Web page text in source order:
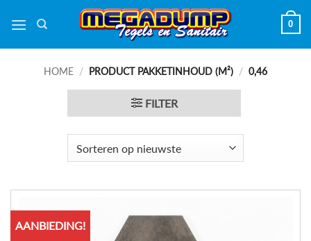
naar
0
HOME / PRODUCT PAKKETINHOUD (M²) / 0,46
FILTER
AANBIEDING!